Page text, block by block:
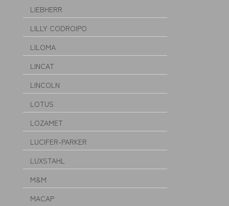
LIEBHERR
LILLY CODROIPO
LILOMA
LINCAT
LINCOLN
LOTUS
LOZAMET
LUCIFER-PARKER
LUXSTAHL
M&M
MACAP